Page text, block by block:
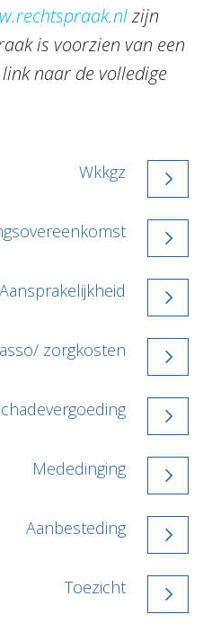
zijn
is voorzien van een
naar de volledige
Wkkgz
Aansprakelijkheid
zorgkosten
Mededinging
Aanbesteding
Toezicht